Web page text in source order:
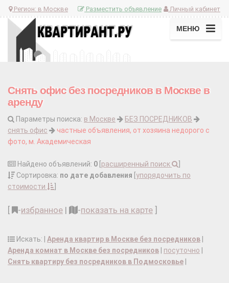
Регион: в Москве Личный кабинет
Разместить объявление
МЕНЮ
Снять офис без посредников в Москве в
аренду
Параметры поиска: в Москве
БЕЗ ПОСРЕДНИКОВ
снять офис
частные объявления, от хозяина недорого с
фото, м. Академическая
Найдено объявлений: 0 расширенный поиск
Сортировка: по дате добавления упорядочить по
стоимости
-избранное | -показать на карте
Искать: | Аренда квартир в Москве без посредников
Аренда комнат в Москве без посредников
посуточно
Снять квартиру без посредников в Подмосковье